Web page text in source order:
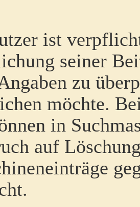
ist
seiner
zu
möchte.
in
auf